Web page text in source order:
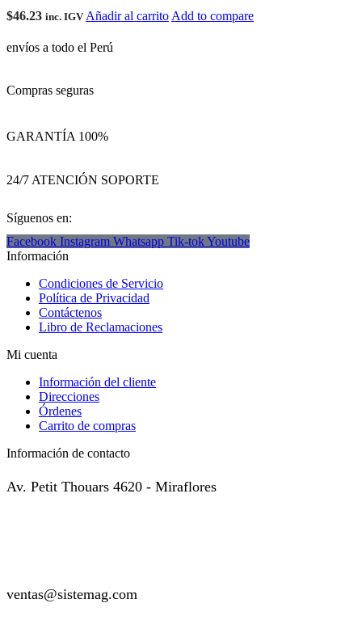
$46.23 inc. IGV Añadir al carrito Add to compare
envíos a todo el Perú
Compras seguras
GARANTÍA 100%
24/7 ATENCIÓN SOPORTE
Síguenos en:
Facebook Instagram Whatsapp Tik-tokYoutube
Información
Condiciones de Servicio
Política de Privacidad
Contáctenos
Libro de Reclamaciones
Mi cuenta
Información del cliente
Direcciones
Órdenes
Carrito de compras
Información de contacto
Av. Petit Thouars 4620 - Miraflores
ventas@sistemag.com